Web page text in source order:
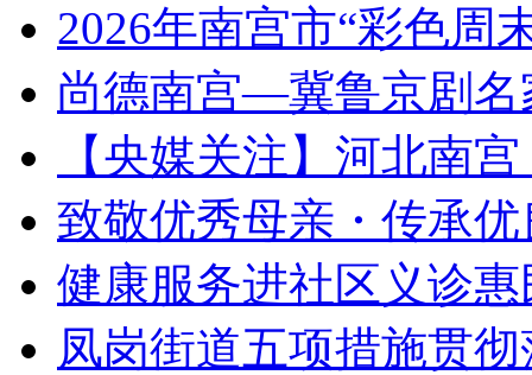
2026年南宫市“彩色
尚德南宫—冀鲁京剧名
【央媒关注】河北南
致敬优秀母亲・传承
健康服务进社区义诊
凤岗街道五项措施贯